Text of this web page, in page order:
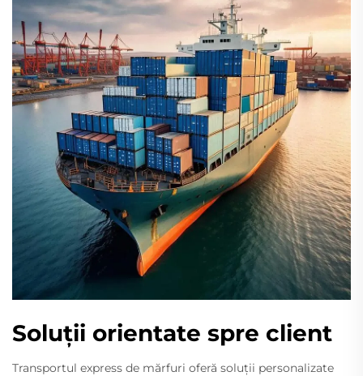
Soluții orientate spre client
Transportul express de mărfuri oferă soluții personalizate